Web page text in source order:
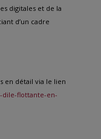
digitales et de la
d’un cadre
en détail via le lien
dile-flottante-en-